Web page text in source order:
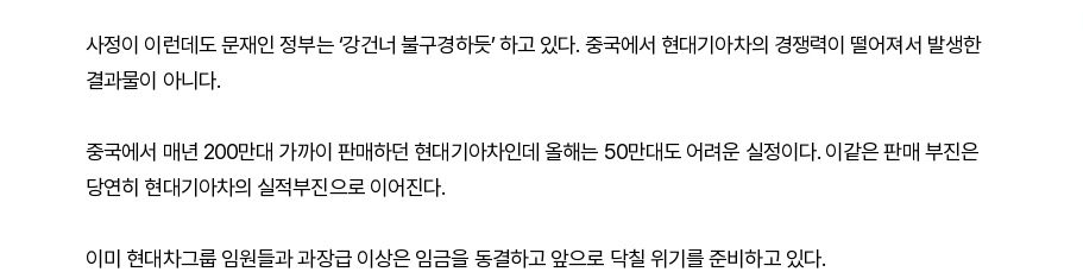
사정이 이런데도 문재인 정부는 ‘강건너 불구경하듯’ 하고 있다. 중국에서 현대기아차의 경쟁력이 떨어져서 발생한
결과물이 아니다.
중국에서 매년 200만대 가까이 판매하던 현대기아차인데 올해는 50만대도 어려운 실정이다. 이같은 판매 부진은
당연히 현대기아차의 실적부진으로 이어진다.
이미 현대차그룹 임원들과 과장급 이상은 임금을 동결하고 앞으로 닥칠 위기를 준비하고 있다.